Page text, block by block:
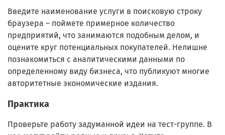
Введите наименование услуги в поисковую строку
браузера – поймете примерное количество
предприятий, что занимаются подобным делом, и
оцените круг потенциальных покупателей. Нелишне
познакомиться с аналитическими данными по
определенному виду бизнеса, что публикуют многие
авторитетные экономические издания.
Практика
Проверьте работу задуманной идеи на тест-группе. В